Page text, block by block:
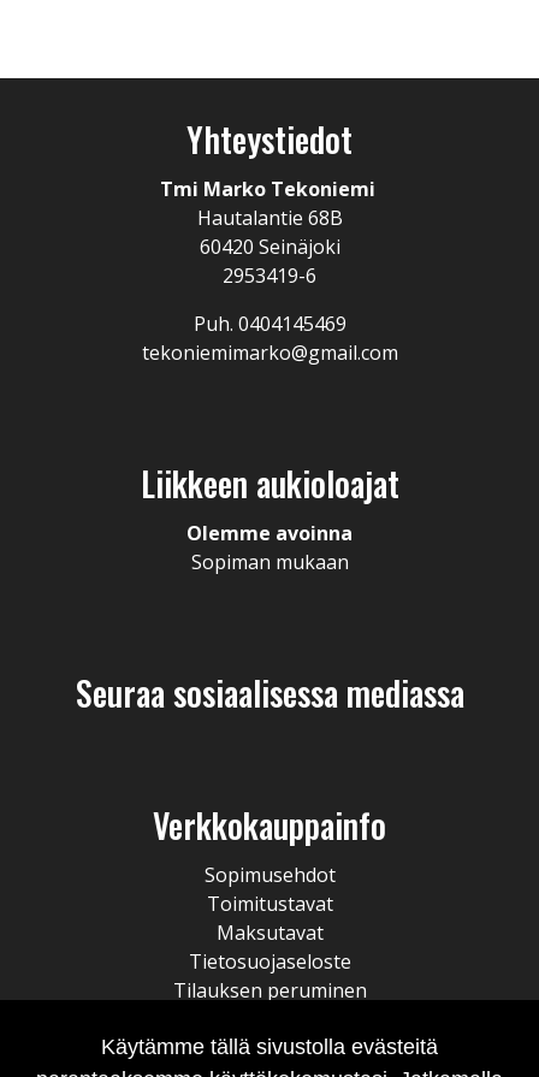
Yhteystiedot
Tmi Marko Tekoniemi
Hautalantie 68B
60420 Seinäjoki
2953419-6
Puh. 0404145469
tekoniemimarko@gmail.com
Liikkeen aukioloajat
Olemme avoinna
Sopiman mukaan
Seuraa sosiaalisessa mediassa
Verkkokauppainfo
Sopimusehdot
Toimitustavat
Maksutavat
Tietosuojaseloste
Tilauksen peruminen
Käytämme tällä sivustolla evästeitä